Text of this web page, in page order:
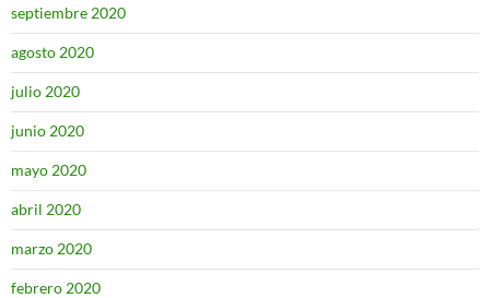
septiembre 2020
agosto 2020
julio 2020
junio 2020
mayo 2020
abril 2020
marzo 2020
febrero 2020